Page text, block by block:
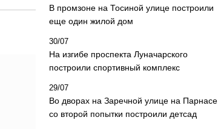
В промзоне на Тосиной улице построили
еще один жилой дом
30/07
На изгибе проспекта Луначарского
построили спортивный комплекс
29/07
Во дворах на Заречной улице на Парнасе
со второй попытки построили детсад